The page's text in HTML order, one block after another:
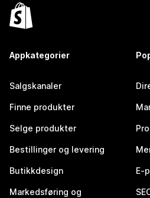
Appkategorier
Salgskanaler
Finne produkter
Selge produkter
Bestillinger og levering
Butikkdesign
Markedsføring og
E-